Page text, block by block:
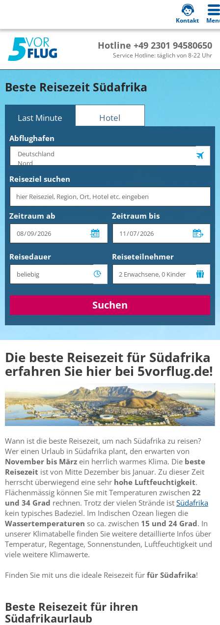
Hotline +49 2301 94580650
Service Hotline: täglich von 8-22 Uhr
Kontakt
Beste Reisezeit Südafrika
Last Minute Hotel
Abflughafen
Reiseziel suchen
Zeitraum ab Zeitraum bis
Reisedauer Reiseteilnehmer
Suchen
Die beste Reisezeit für Südafrika
erfahren Sie hier bei 5vorflug.de!
Wann ist die beste Reisezeit, um nach Südafrika zu reisen?
Wer einen Urlaub in Südafrika plant, den erwarten von
November bis März ein herrlich warmes Klima. Die beste
Reisezeit ist von Mitte Dezember bis Januar. Zu dieser Zeit
herrscht überwiegend eine sehr hohe Luftfeuchtigkeit.
Flächenmässig können Sie mit Temperaturen zwischen 22
und 34 Grad rechnen. Trotz der vielen Strände ist Südafrika
kein typisches Badeziel. Im Indischen Ozean liegen die
Wassertemperaturen so ca. zwischen 15 und 24 Grad. In
unserer Klimatabelle finden Sie weitere detaillierte Infos über
Temperatur, Regentage, Sonnenstunden, Luftfeuchtigkeit und
viele weitere Klimawerte.
Finden Sie mit uns die ideale Reisezeit für für Südafrika!
Beste Reisezeit für ihren
Südafrikaurlaub